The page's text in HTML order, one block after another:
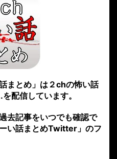
まとめ」は２chの怖い話
配信しています。
去記事をいつでも確認で
い話まとめTwitter」のフ